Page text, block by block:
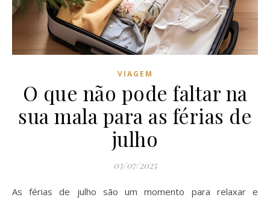
VIAGEM
O que não pode faltar na
sua mala para as férias de
julho
03/07/2025
As férias de julho são um momento para relaxar e